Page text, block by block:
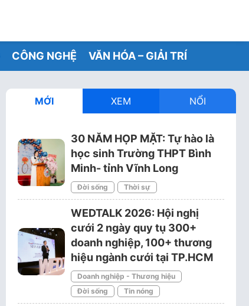
CÔNG NGHỆ VĂN HÓA – GIẢI TRÍ
MỚI XEM NỔI
30 NĂM HỌP MẶT: Tự hào là
học sinh Trường THPT Bình
Minh- tỉnh Vĩnh Long
Đời sống Thời sự
WEDTALK 2026: Hội nghị
cưới 2 ngày quy tụ 300+
doanh nghiệp, 100+ thương
hiệu ngành cưới tại TP.HCM
Doanh nghiệp - Thương hiệu
Đời sống
Tin nóng